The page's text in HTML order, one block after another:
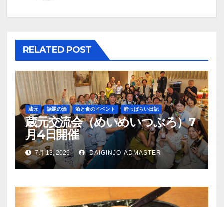
ョ
ン
RELATED POST
蔵元 話題の酒 酒と食のイベント 酔っぱらい日記
蔵元交流会（めいめいつぶろ）7
月4日開催
7月 13, 2026 DAIGINJO-ADMASTER